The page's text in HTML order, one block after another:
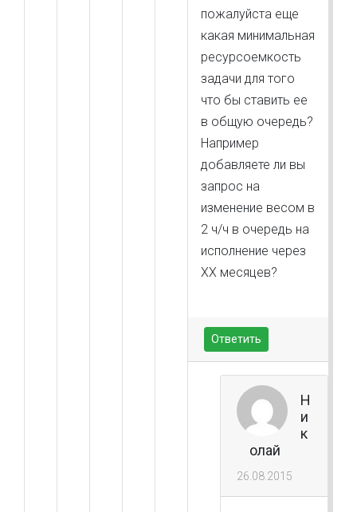
пожалуйста еще
какая минимальная
ресурсоемкость
задачи для того
что бы ставить ее
в общую очередь?
Например
добавляете ли вы
запрос на
изменение весом в
2 ч/ч в очередь на
исполнение через
ХХ месяцев?
Ответить
Н
и
к
олай
26.08.2015